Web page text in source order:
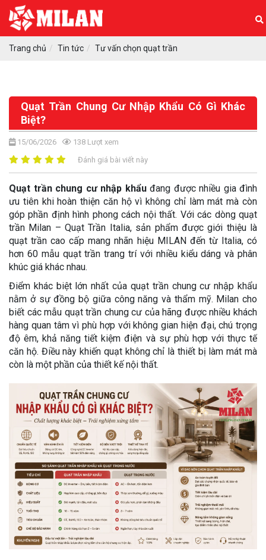
Trang chủ Tin tức Tư vấn chọn quạt trần
Quạt Trần Chung Cư Nhập Khẩu Có Gì Khác
Biệt?
15/06/2026 138 Lượt xem
Đánh giá bài viết này
Quạt trần chung cư nhập khẩuđang được nhiều gia đình
ưu tiên khi hoàn thiện căn hộ vì không chỉ làm mát mà còn
góp phần định hình phong cách nội thất. Với các dòng quạt
trần Milan – Quạt Trần Italia, sản phẩm được giới thiệu là
quạt trần cao cấp mang nhãn hiệu MILAN đến từ Italia, có
hơn 60 mẫu quạt trần trang trí với nhiều kiểu dáng và phân
khúc giá khác nhau.
Điểm khác biệt lớn nhất của quạt trần chung cư nhập khẩu
nằm ở sự đồng bộ giữa công năng và thẩm mỹ. Milan cho
biết các mẫu quạt trần chung cư của hãng được nhiều khách
hàng quan tâm vì phù hợp với không gian hiện đại, chú trọng
độ êm, khả năng tiết kiệm điện và sự phù hợp với thực tế
căn hộ. Điều này khiến quạt không chỉ là thiết bị làm mát mà
còn là một phần của thiết kế nội thất.